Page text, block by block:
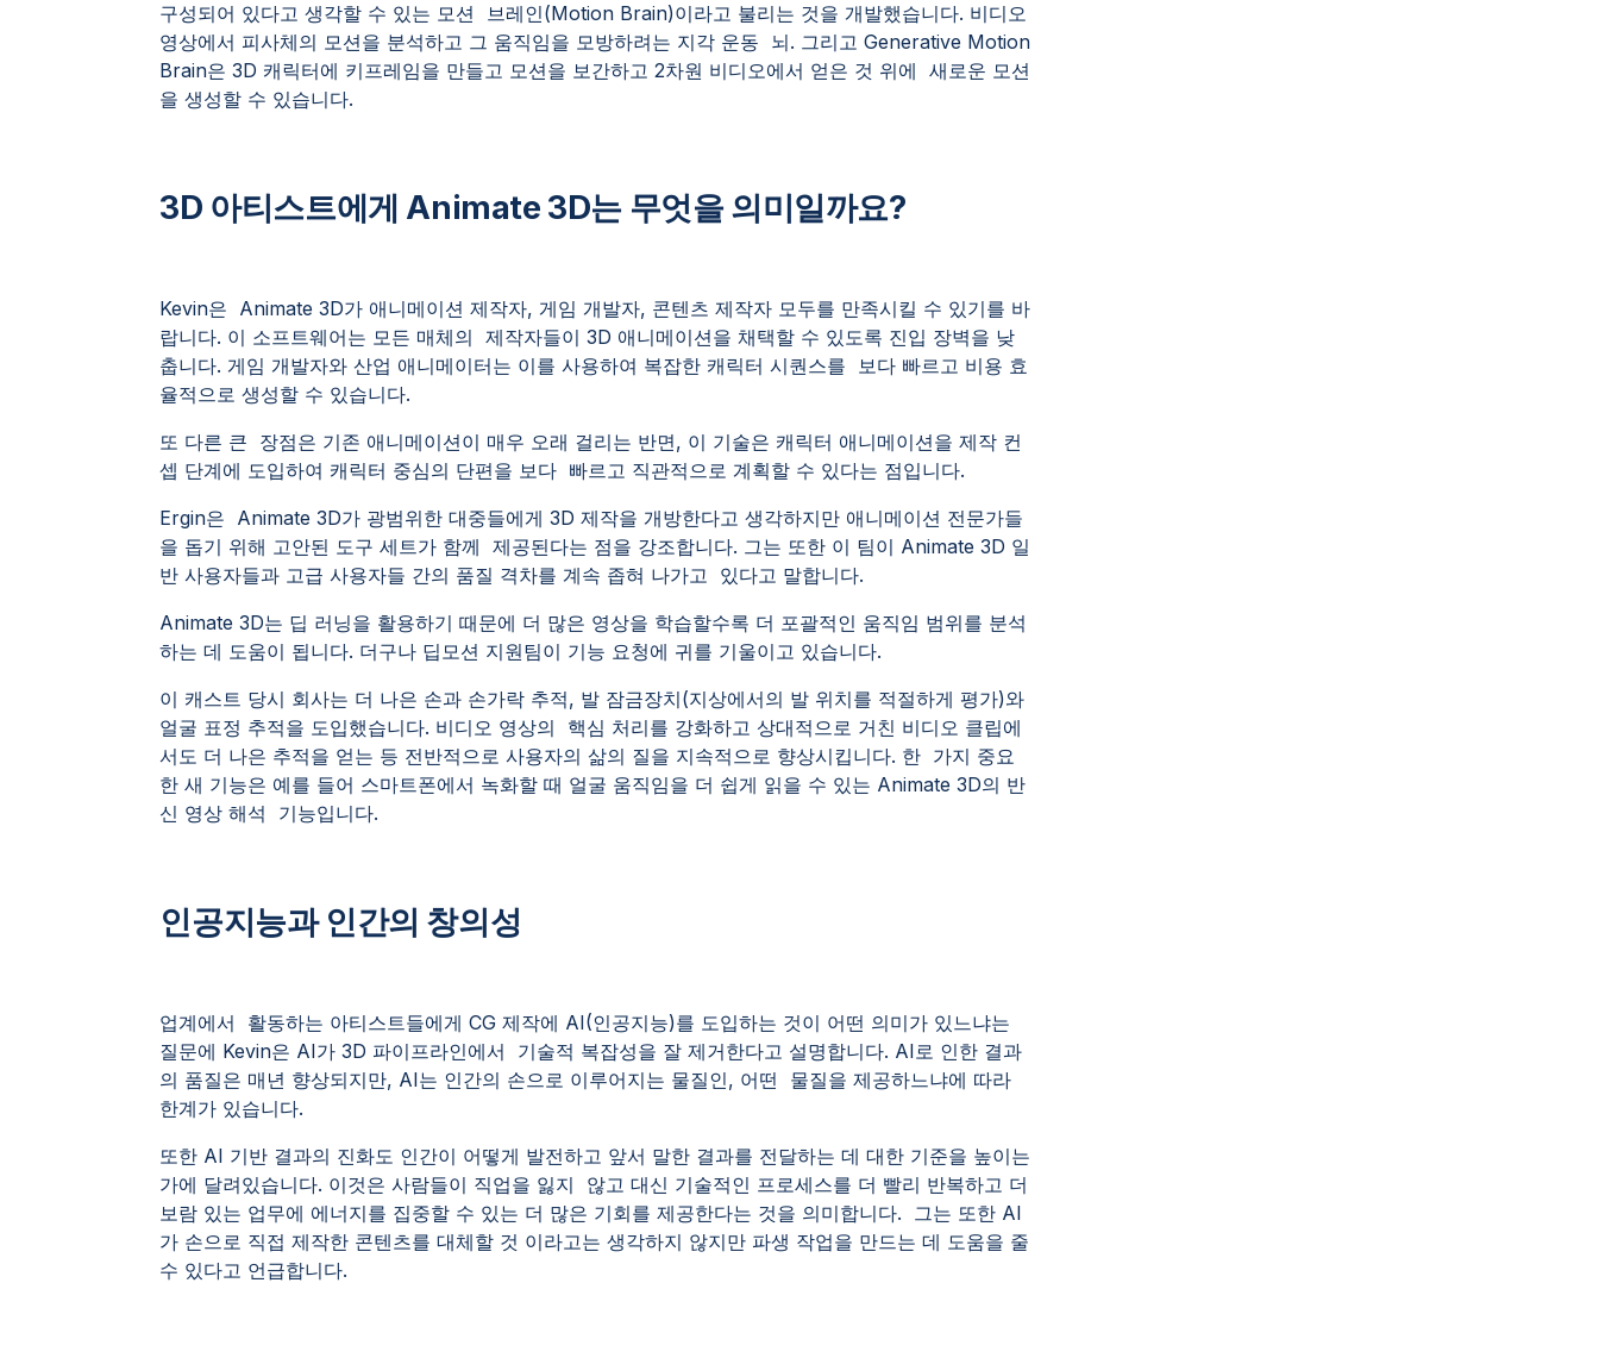
구성되어 있다고 생각할 수 있는 모션 브레인(Motion Brain)이라고 불리는 것을 개발했습니다. 비디오
영상에서 피사체의 모션을 분석하고 그 움직임을 모방하려는 지각 운동 뇌. 그리고 Generative Motion
Brain은 3D 캐릭터에 키프레임을 만들고 모션을 보간하고 2차원 비디오에서 얻은 것 위에 새로운 모션
을 생성할 수 있습니다.
3D 아티스트에게 Animate 3D는 무엇을 의미일까요?
Kevin은 Animate 3D가 애니메이션 제작자, 게임 개발자, 콘텐츠 제작자 모두를 만족시킬 수 있기를 바
랍니다. 이 소프트웨어는 모든 매체의 제작자들이 3D 애니메이션을 채택할 수 있도록 진입 장벽을 낮
춥니다. 게임 개발자와 산업 애니메이터는 이를 사용하여 복잡한 캐릭터 시퀀스를 보다 빠르고 비용 효
율적으로 생성할 수 있습니다.
또 다른 큰 장점은 기존 애니메이션이 매우 오래 걸리는 반면, 이 기술은 캐릭터 애니메이션을 제작 컨
셉 단계에 도입하여 캐릭터 중심의 단편을 보다 빠르고 직관적으로 계획할 수 있다는 점입니다.
Ergin은 Animate 3D가 광범위한 대중들에게 3D 제작을 개방한다고 생각하지만 애니메이션 전문가들
을 돕기 위해 고안된 도구 세트가 함께 제공된다는 점을 강조합니다. 그는 또한 이 팀이 Animate 3D 일
반 사용자들과 고급 사용자들 간의 품질 격차를 계속 좁혀 나가고 있다고 말합니다.
Animate 3D는 딥 러닝을 활용하기 때문에 더 많은 영상을 학습할수록 더 포괄적인 움직임 범위를 분석
하는 데 도움이 됩니다. 더구나 딥모션 지원팀이 기능 요청에 귀를 기울이고 있습니다.
이 캐스트 당시 회사는 더 나은 손과 손가락 추적, 발 잠금장치(지상에서의 발 위치를 적절하게 평가)와
얼굴 표정 추적을 도입했습니다. 비디오 영상의 핵심 처리를 강화하고 상대적으로 거친 비디오 클립에
서도 더 나은 추적을 얻는 등 전반적으로 사용자의 삶의 질을 지속적으로 향상시킵니다. 한 가지 중요
한 새 기능은 예를 들어 스마트폰에서 녹화할 때 얼굴 움직임을 더 쉽게 읽을 수 있는 Animate 3D의 반
신 영상 해석 기능입니다.
인공지능과 인간의 창의성
업계에서 활동하는 아티스트들에게 CG 제작에 AI(인공지능)를 도입하는 것이 어떤 의미가 있느냐는
질문에 Kevin은 AI가 3D 파이프라인에서 기술적 복잡성을 잘 제거한다고 설명합니다. AI로 인한 결과
의 품질은 매년 향상되지만, AI는 인간의 손으로 이루어지는 물질인, 어떤 물질을 제공하느냐에 따라
한계가 있습니다.
또한 AI 기반 결과의 진화도 인간이 어떻게 발전하고 앞서 말한 결과를 전달하는 데 대한 기준을 높이는
가에 달려있습니다. 이것은 사람들이 직업을 잃지 않고 대신 기술적인 프로세스를 더 빨리 반복하고 더
보람 있는 업무에 에너지를 집중할 수 있는 더 많은 기회를 제공한다는 것을 의미합니다. 그는 또한 AI
가 손으로 직접 제작한 콘텐츠를 대체할 것 이라고는 생각하지 않지만 파생 작업을 만드는 데 도움을 줄
수 있다고 언급합니다.